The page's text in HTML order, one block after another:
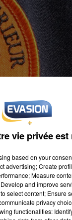
vie privée
based on your
advertising; Create
Measure
and improve
select content; Ensure
privacy
functionalities: